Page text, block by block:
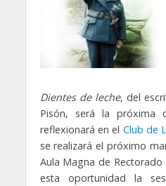
Dientes de leche, del
Pisón, será la próxima
reflexionará en el Club de
se realizará el próximo
Aula Magna de Rectorado
esta oportunidad la